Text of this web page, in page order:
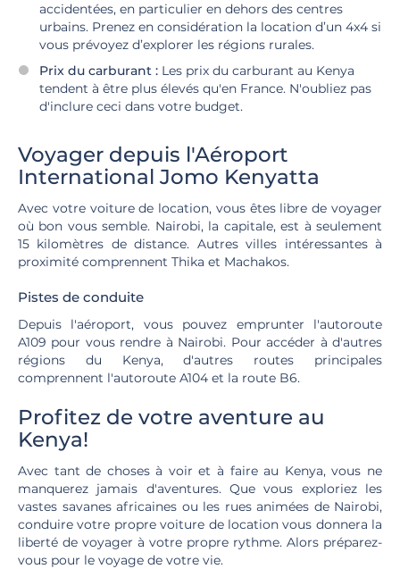
accidentées, en particulier en dehors des centres
urbains. Prenez en considération la location d’un 4x4 si
vous prévoyez d’explorer les régions rurales.
Prix du carburant : Les prix du carburant au Kenya
tendent à être plus élevés qu'en France. N'oubliez pas
d'inclure ceci dans votre budget.
Voyager depuis l'Aéroport
International Jomo Kenyatta
Avec votre voiture de location, vous êtes libre de voyager
où bon vous semble. Nairobi, la capitale, est à seulement
15 kilomètres de distance. Autres villes intéressantes à
proximité comprennent Thika et Machakos.
Pistes de conduite
Depuis l'aéroport, vous pouvez emprunter l'autoroute
A109 pour vous rendre à Nairobi. Pour accéder à d'autres
régions du Kenya, d'autres routes principales
comprennent l'autoroute A104 et la route B6.
Profitez de votre aventure au
Kenya!
Avec tant de choses à voir et à faire au Kenya, vous ne
manquerez jamais d'aventures. Que vous exploriez les
vastes savanes africaines ou les rues animées de Nairobi,
conduire votre propre voiture de location vous donnera la
liberté de voyager à votre propre rythme. Alors préparez-
vous pour le voyage de votre vie.